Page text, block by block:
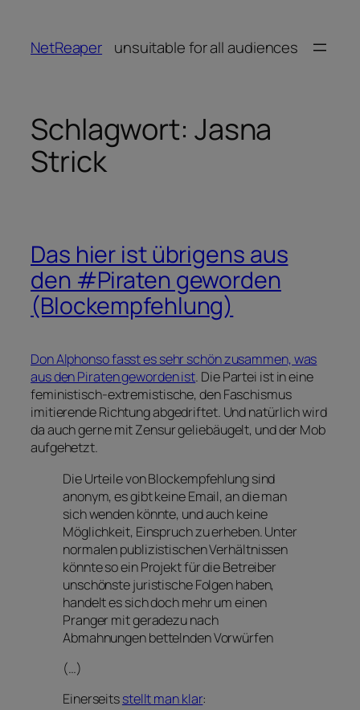
springen
NetReaper unsuitable for all audiences
Schlagwort: Jasna
Strick
Das hier ist übrigens aus
den #Piraten geworden
(Blockempfehlung)
Don Alphonso fasst es sehr schön zusammen, was
aus den Piraten geworden ist. Die Partei ist in eine
feministisch-extremistische, den Faschismus
imitierende Richtung abgedriftet. Und natürlich wird
da auch gerne mit Zensur geliebäugelt, und der Mob
aufgehetzt.
Die Urteile von Blockempfehlung sind
anonym, es gibt keine Email, an die man
sich wenden könnte, und auch keine
Möglichkeit, Einspruch zu erheben. Unter
normalen publizistischen Verhältnissen
könnte so ein Projekt für die Betreiber
unschönste juristische Folgen haben,
handelt es sich doch mehr um einen
Pranger mit geradezu nach
Abmahnungen bettelnden Vorwürfen
(…)
Einerseitsstellt man klar: